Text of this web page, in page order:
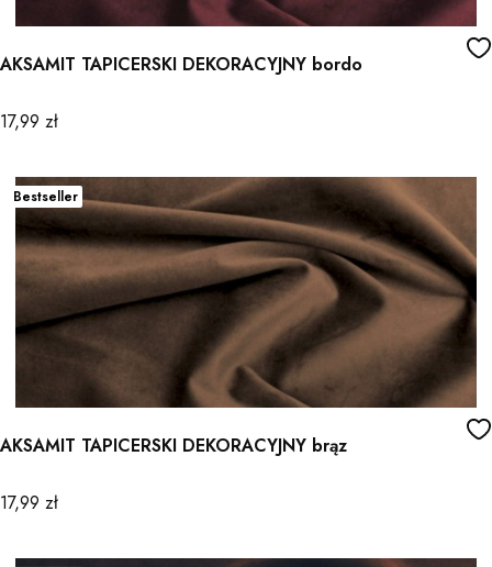
AKSAMIT TAPICERSKI DEKORACYJNY bordo
Cena
17,99 zł
Bestseller
AKSAMIT TAPICERSKI DEKORACYJNY brąz
Cena
17,99 zł